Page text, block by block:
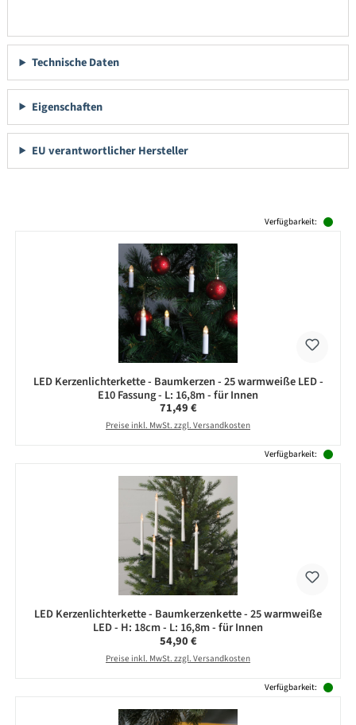
Technische Daten
Eigenschaften
EU verantwortlicher Hersteller
Verfügbarkeit:
LED Kerzenlichterkette - Baumkerzen - 25 warmweiße LED -
E10 Fassung - L: 16,8m - für Innen
Regulärer Preis:
71,49 €
Preise inkl. MwSt. zzgl. Versandkosten
Verfügbarkeit:
LED Kerzenlichterkette - Baumkerzenkette - 25 warmweiße
LED - H: 18cm - L: 16,8m - für Innen
Regulärer Preis:
54,90 €
Preise inkl. MwSt. zzgl. Versandkosten
Verfügbarkeit: